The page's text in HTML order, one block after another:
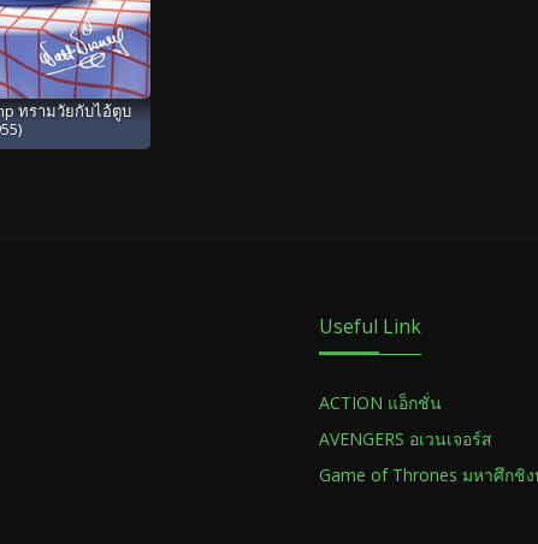
ทรามวัยกับไอ้ตูบ
Useful Link
ACTION แอ็กชั่น
AVENGERS อเวนเจอร์ส
Game of Thrones มหาศึกชิ